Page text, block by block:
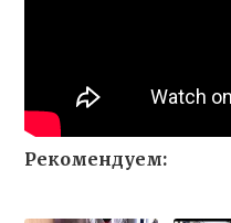
Рекомендуем: